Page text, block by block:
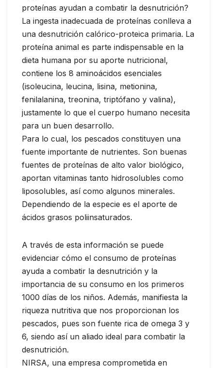
proteínas ayudan a combatir la desnutrición?
La ingesta inadecuada de proteínas conlleva a
una desnutrición calórico-proteica primaria. La
proteína animal es parte indispensable en la
dieta humana por su aporte nutricional,
contiene los 8 aminoácidos esenciales
(isoleucina, leucina, lisina, metionina,
fenilalanina, treonina, triptófano y valina),
justamente lo que el cuerpo humano necesita
para un buen desarrollo.
Para lo cual, los pescados constituyen una
fuente importante de nutrientes. Son buenas
fuentes de proteínas de alto valor biológico,
aportan vitaminas tanto hidrosolubles como
liposolubles, así como algunos minerales.
Dependiendo de la especie es el aporte de
ácidos grasos poliinsaturados.
A través de esta información se puede
evidenciar cómo el consumo de proteínas
ayuda a combatir la desnutrición y la
importancia de su consumo en los primeros
1000 días de los niños. Además, manifiesta la
riqueza nutritiva que nos proporcionan los
pescados, pues son fuente rica de omega 3 y
6, siendo así un aliado ideal para combatir la
desnutrición.
NIRSA, una empresa comprometida en